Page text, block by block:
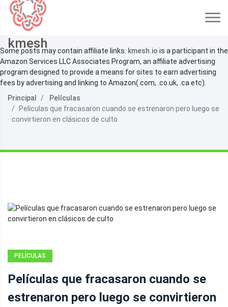
kmesh
Some posts may contain affiliate links. kmesh.io is a participant in the
Amazon Services LLC Associates Program, an affiliate advertising
program designed to provide a means for sites to earn advertising
fees by advertising and linking to Amazon(.com, .co.uk, .ca etc).
Principal
Películas
Películas que fracasaron cuando se estrenaron pero luego se
convirtieron en clásicos de culto
PELÍCULAS
Películas que fracasaron cuando se
estrenaron pero luego se convirtieron